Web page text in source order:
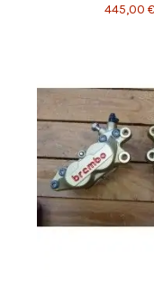
445,00 €